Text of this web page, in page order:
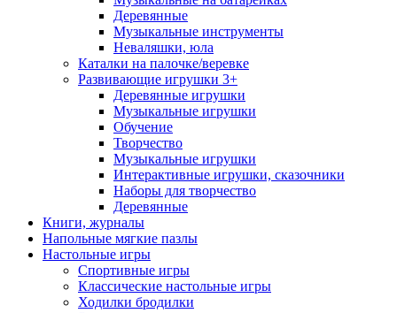
Деревянные
Музыкальные инструменты
Неваляшки, юла
Каталки на палочке/веревке
Развивающие игрушки 3+
Деревянные игрушки
Музыкальные игрушки
Обучение
Творчество
Музыкальные игрушки
Интерактивные игрушки, сказочники
Наборы для творчество
Деревянные
Книги, журналы
Напольные мягкие пазлы
Настольные игры
Спортивные игры
Классические настольные игры
Ходилки бродилки